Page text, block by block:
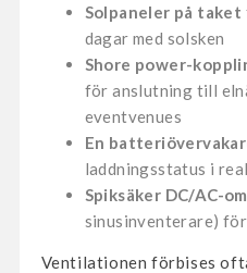
Solpaneler på taket
dagar med solsken
Shore power-
för anslutning till
eventvenues
En
laddningsstatus i
Spiksäker DC/AC-
sinusinventerare)
Ventilationen förbises